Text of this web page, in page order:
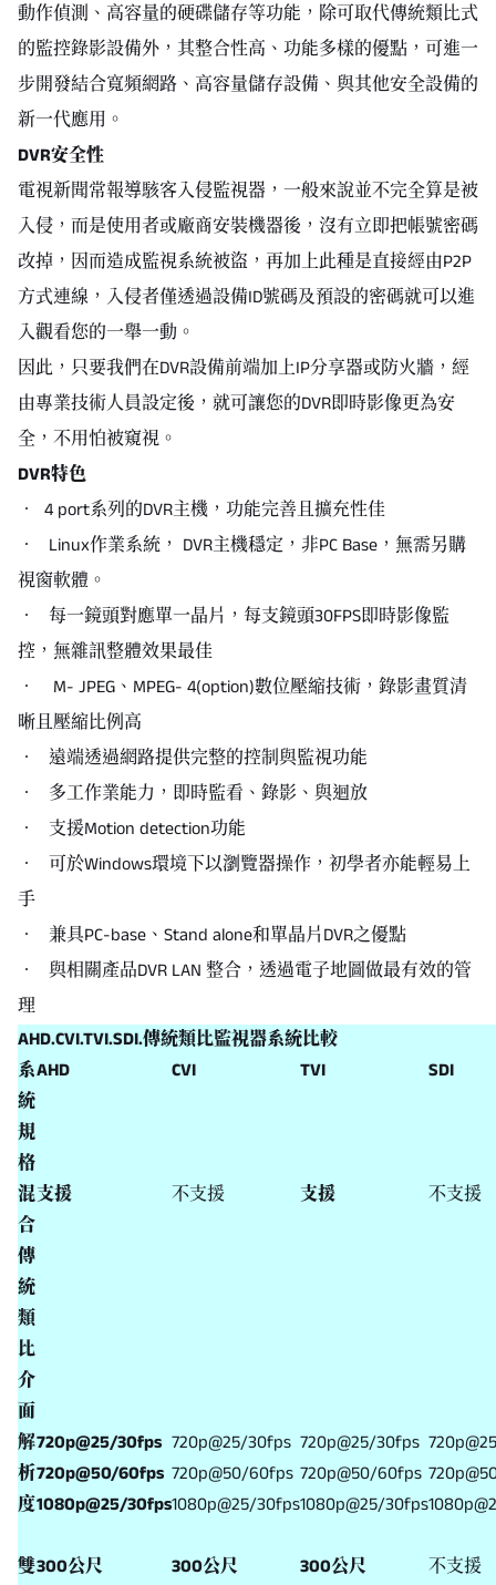
動作偵測、高容量的硬碟儲存等功能，除可取代傳統類比式
的監控錄影設備外，其整合性高、功能多樣的優點，可進一
步開發結合寬頻網路、高容量儲存設備、與其他安全設備的
新一代應用。
DVR安全性
電視新聞常報導駭客入侵監視器，一般來說並不完全算是被
入侵，而是使用者或廠商安裝機器後，沒有立即把帳號密碼
改掉，因而造成監視系統被盜，再加上此種是直接經由P2P
方式連線，入侵者僅透過設備ID號碼及預設的密碼就可以進
入觀看您的一舉一動。
因此，只要我們在DVR設備前端加上IP分享器或防火牆，經
由專業技術人員設定後，就可讓您的DVR即時影像更為安
全，不用怕被窺視。
DVR特色
‧ 4 port系列的DVR主機，功能完善且擴充性佳
‧ Linux作業系統， DVR主機穩定，非PC Base，無需另購
視窗軟體。
‧ 每一鏡頭對應單一晶片，每支鏡頭30FPS即時影像監
控，無雜訊整體效果最佳
‧ M- JPEG、MPEG- 4(option)數位壓縮技術，錄影畫質清
晰且壓縮比例高
‧ 遠端透過網路提供完整的控制與監視功能
‧ 多工作業能力，即時監看、錄影、與迴放
‧ 支援Motion detection功能
‧ 可於Windows環境下以瀏覽器操作，初學者亦能輕易上
手
‧ 兼具PC-base、Stand alone和單晶片DVR之優點
‧ 與相關產品DVR LAN 整合，透過電子地圖做最有效的管
理
AHD.CVI.TVI.SDI.傳統類比監視器系統比較
系
統
規
格
AHD CVI TVI SDI
混
合
傳
統
類
比
介
面
支援 不支援 支援 不支援
解
析
度
720p@25/30fps
720p@50/60fps
1080p@25/30fps
720p@25/30fps
720p@50/60fps
1080p@25/30fps
720p@25/30fps
720p@50/60fps
1080p@25/30fps
雙300公尺 300公尺 300公尺 不支援